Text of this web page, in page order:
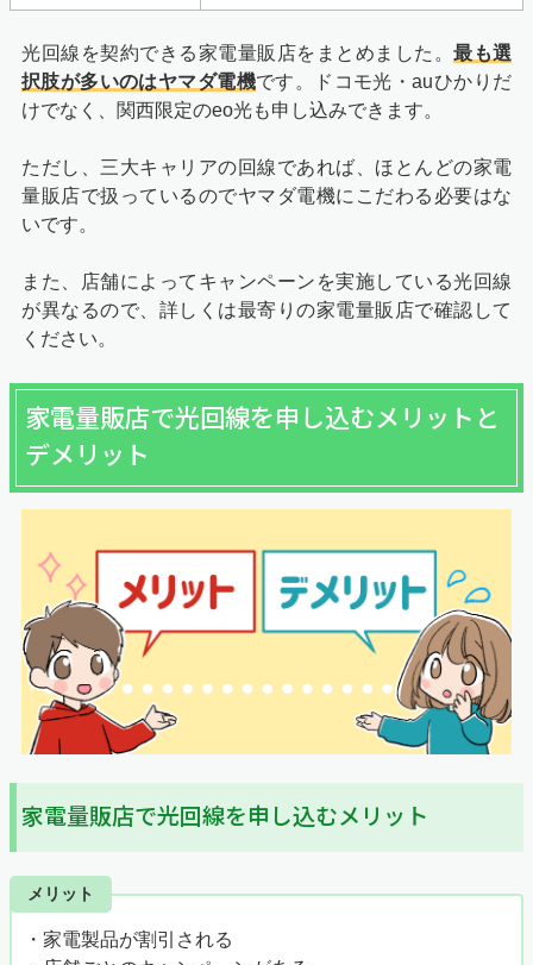
光回線を契約できる家電量販店をまとめました。 最も選
択肢が多いのはヤマダ電機です。ドコモ光・auひかりだ
けでなく、関西限定のeo光も申し込みできます。
ただし、三大キャリアの回線であれば、ほとんどの家電
量販店で扱っているのでヤマダ電機にこだわる必要はな
いです。
また、店舗によってキャンペーンを実施している光回線
が異なるので、詳しくは最寄りの家電量販店で確認して
ください。
家電量販店で光回線を申し込むメリットと
デメリット
家電量販店で光回線を申し込むメリット
メリット
・家電製品が割引される